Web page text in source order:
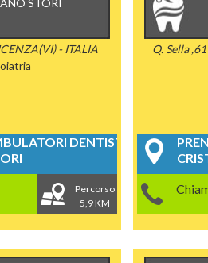
STORI
- ITALIA
DENTISTICI
Percorso
5,9 KM
Q. Sella